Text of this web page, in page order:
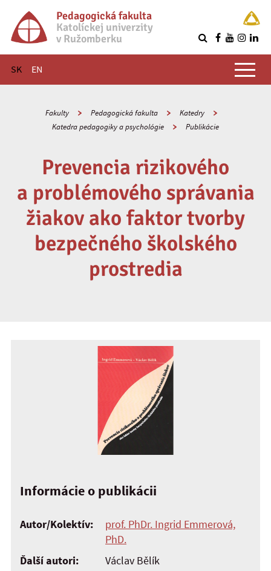
Pedagogická fakulta
Katolíckej univerzity
v Ružomberku
SK EN
Hlavné menu
Fakulty Pedagogická fakulta
Katedry
Katedra pedagogiky a psychológie
Publikácie
Prevencia rizikového
a problémového správania
žiakov ako faktor tvorby
bezpečného školského
prostredia
Informácie o publikácii
Autor/Kolektív:
prof. PhDr. Ingrid Emmerová,
PhD.
Ďalší autori:
Václav Bělík